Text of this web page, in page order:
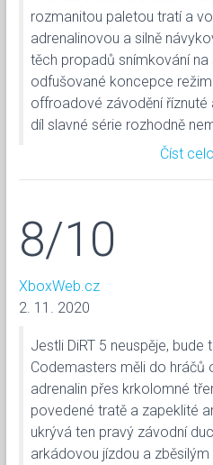
rozmanitou paletou tratí a
adrenalinovou a silně
těch propadů snímkování
odfušované koncepce
offroadové závodění
díl slavné série rozhodně
Číst
8/10
XboxWeb.cz
2. 11. 2020
Jestli DiRT 5 neuspěje,
Codemasters měli do
adrenalin přes krkolomné
povedené tratě a zapeklité
ukrývá ten pravý závodní
arkádovou jízdou a